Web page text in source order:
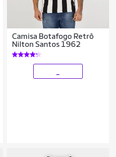
Camisa Botafogo Retrô
Nilton Santos 1962